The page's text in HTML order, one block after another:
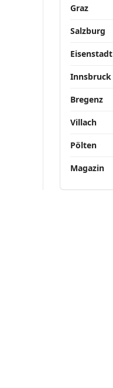
Graz
Salzburg
Eisenstadt
Innsbruck
Bregenz
Villach
Pölten
Magazin